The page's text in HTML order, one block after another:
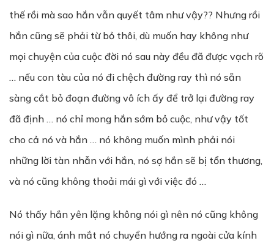
thế rồi mà sao hắn vẫn quyết tâm như vậy?? Nhưng rồi
hắn cũng sẽ phải từ bỏ thôi, dù muốn hay không như
mọi chuyện của cuộc đời nó sau này đều đã được vạch rõ
… nếu con tàu của nó đi chệch đường ray thì nó sẵn
sàng cắt bỏ đoạn đường vô ích ấy để trở lại đường ray
đã định … nó chỉ mong hắn sớm bỏ cuộc, như vậy tốt
cho cả nó và hắn … nó không muốn mình phải nói
những lời tàn nhẫn với hắn, nó sợ hắn sẽ bị tổn thương,
và nó cũng không thoải mái gì với việc đó …
Nó thấy hắn yên lặng không nói gì nên nó cũng không
nói gì nữa, ánh mắt nó chuyển hướng ra ngoài cửa kính